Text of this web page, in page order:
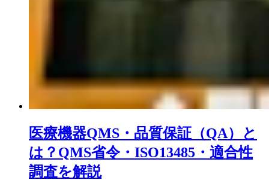
医療機器QMS・品質保証（QA）と
は？QMS省令・ISO13485・適合性
調査を解説